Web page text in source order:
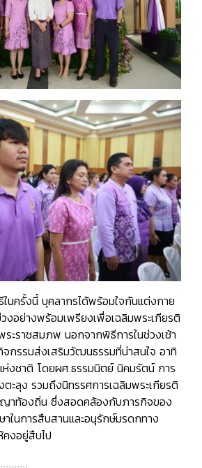
ในครั้งนี้ บุคลากรได้พร้อมใจกันแต่งกาย
งอย่างพร้อมเพรียงเพื่อเฉลิมพระเกียรติ
ระราชสมภพ นอกจากพิธีการในช่วงเช้า
กรรมส่งเสริมวัฒนธรรมที่น่าสนใจ อาทิ
งชาติ โดยผศ.ธรรมนิตย์ นิคมรัตน์ การ
ตะลุง รวมถึงนิทรรศการเฉลิมพระเกียรติ
าท้องถิ่น ซึ่งสอดคล้องกับภารกิจของ
นการสืบสานและอนุรักษ์มรดกทาง
งอยู่สืบไป